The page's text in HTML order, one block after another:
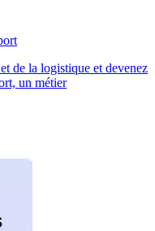
de la logistique et devenez
un métier